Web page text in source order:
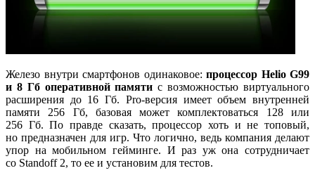
Железо внутри смартфонов одинаковое: процессор Helio G99
и 8 Гб оперативной памяти с возможностью виртуального
расширения до 16 Гб. Pro-версия имеет объем внутренней
памяти 256 Гб, базовая может комплектоваться 128 или
256 Гб. По правде сказать, процессор хоть и не топовый,
но предназначен для игр. Что логично, ведь компания делают
упор на мобильном гейминге. И раз уж она сотрудничает
со Standoff 2, то ее и установим для тестов.